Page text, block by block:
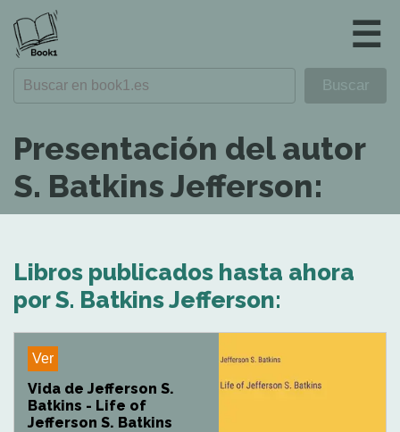
☰
Presentación del autor
S. Batkins Jefferson:
Libros publicados hasta ahora
por S. Batkins Jefferson:
Ver
Vida de Jefferson S.
Batkins - Life of
Jefferson S. Batkins